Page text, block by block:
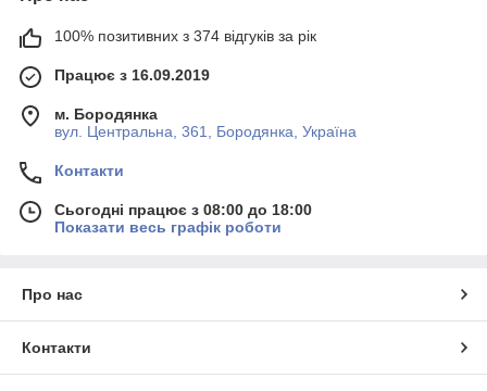
100% позитивних з 374 відгуків за рік
Працює з 16.09.2019
м. Бородянка
вул. Центральна, 361, Бородянка, Україна
Контакти
Сьогодні працює з 08:00 до 18:00
Показати весь графік роботи
Про нас
Контакти